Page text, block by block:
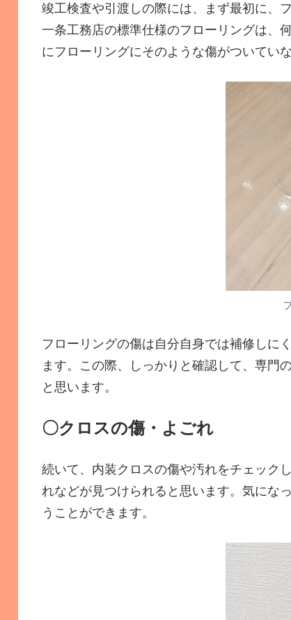
竣工検査や引渡しの際には、まず最初に、
一条工務店の標準仕様のフローリングは、
にフローリングにそのような傷がついてい
フローリングの傷は自分自身では補修しに
ます。この際、しっかりと確認して、専門
と思います。
〇クロスの傷・よごれ
続いて、内装クロスの傷や汚れをチェック
れなどが見つけられると思います。気にな
うことができます。